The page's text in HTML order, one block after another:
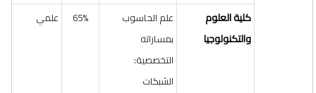
كلية العلوم
والتكنولوجيا
علم الحاسوب
بمساراته
التخصصية:
الشبكات
65% علمي